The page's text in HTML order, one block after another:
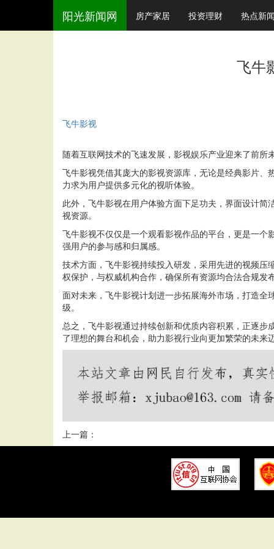
阳光新闻网 房产家居 投资理财 热点新
飞牛
飞牛影视
随着互联网技术的飞速发展，影视娱乐产业迎来了前
飞牛影视凭借其庞大的影视资源库，无论是经典影片
力求为用户提供多元化的视听体验。
此外，飞牛影视在用户体验方面下足功夫，界面设计
视资源。
飞牛影视不仅仅是一个观看影视作品的平台，更是一
强用户的参与感和归属感。
技术方面，飞牛影视持续投入研发，采用先进的视频
权保护，与权威机构合作，确保所有资源均合法合规发
面对未来，飞牛影视计划进一步拓展海外市场，打造
级。
总之，飞牛影视通过持续创新和优质内容积累，正逐
了理想的舞台和机会，助力影视行业向更加繁荣的未来
上一篇：